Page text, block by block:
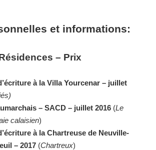
et informations:
– Prix
à la Villa Yourcenar – juillet
– SACD – juillet 2016 (Le
calaisien)
à la Chartreuse de Neuville-
– 2017 (Chartreux)